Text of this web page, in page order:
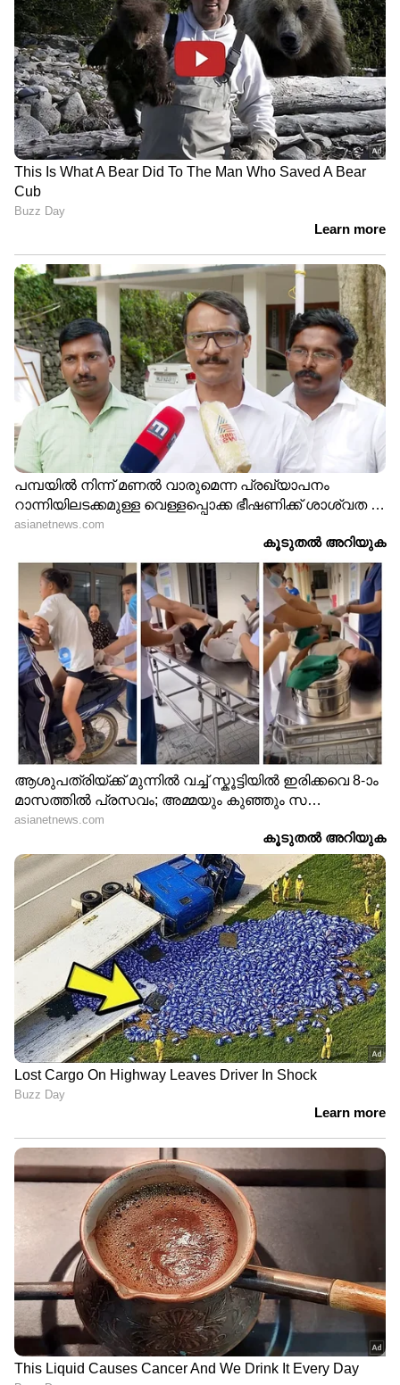
ചിതറയിൽ
ഓടിക്കൊണ്ടിരുന്ന
ബസ്സിന്‍റെ മുൻവശത്തെ
ടയർ ഊരി തെറിച്ചു, ബസ്
റോഡിൽ നിരങ്ങി നിന്നു;
കണ്ണൂർ പുന്നക്കപ്പാറയിൽ
പടക്കം പൊട്ടിത്തെറിച്ച്
ഒൻപതുകാരന്
LATEST VIDEOS
കുന്നിറങ്ങാൻ കിലോമീറ്ററോളം
നടക്കണം; ജോസ്​ഗിരി
പൂർണമായും ഒറ്റപ്പെട്ടു
ദുരിതാശ്വാസ ക്യാമ്പുകൾ
നിറഞ്ഞതോടെ വെളളം കയറിയ
വീടുകളിൽ തന്നെ കഴിയുകയാണ്
മേൽപ്പാടത്തെ കുടുംബങ്ങൾ